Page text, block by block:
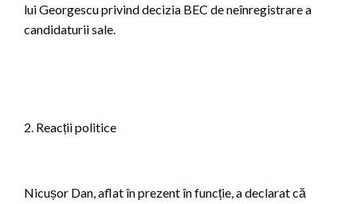
lui Georgescu privind decizia BEC de neînregistrare a
candidaturii sale.
2. Reacții politice
Nicușor Dan, aflat în prezent în funcție, a declarat că